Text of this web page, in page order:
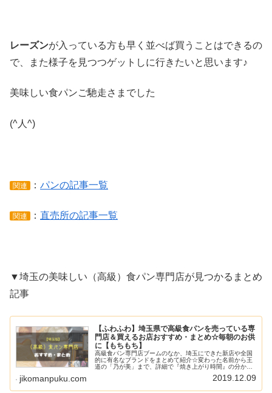
レーズンが入っている方も早く並べば買うことはできるの
で、また様子を見つつゲットしに行きたいと思います♪
美味しい食パンご馳走さまでした
(^人^)
関連 ： パンの記事一覧
関連 ： 直売所の記事一覧
▼埼玉の美味しい（高級）食パン専門店が見つかるまとめ
記事
【ふわふわ】埼玉県で高級食パンを売っている専
門店＆買えるお店おすすめ・まとめ☆毎朝のお供
に【もちもち】
高級食パン専門店ブームのなか、埼玉にできた新店や全国
的に有名なブランドをまとめて紹介☆変わった名前から王
道の「乃が美」まで、詳細で『焼き上がり時間』の分かる
jikomanpuku.com 2019.12.09